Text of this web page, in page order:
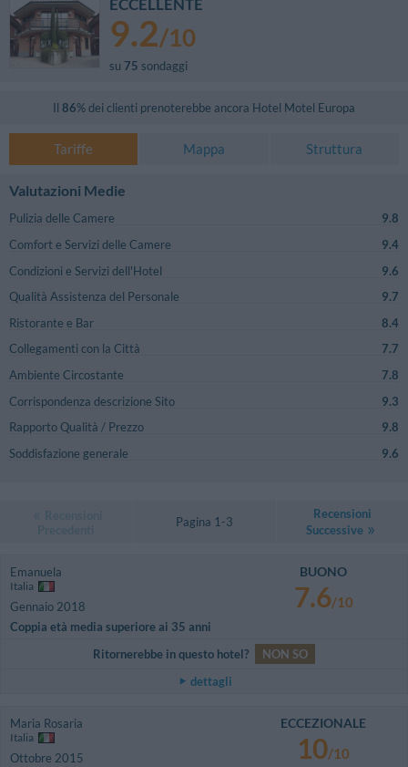
ECCELLENTE
9.2/10
su 75 sondaggi
Il 86% dei clienti prenoterebbe ancora Hotel Motel Europa
Tariffe Mappa Struttura
Valutazioni Medie
Pulizia delle Camere
9.8
Comfort e Servizi delle Camere
9.4
Condizioni e Servizi dell'Hotel
9.6
Qualità Assistenza del Personale
9.7
Ristorante e Bar
8.4
Collegamenti con la Città
7.7
Ambiente Circostante
7.8
Corrispondenza descrizione Sito
9.3
Rapporto Qualità / Prezzo
9.8
Soddisfazione generale
9.6
Pagina 1-3
Recensioni
Successive
Emanuela
Italia
Gennaio 2018
Coppia età media superiore ai 35 anni
BUONO
7.6/10
Ritornerebbe in questo hotel?
NON SO
dettagli
Maria Rosaria
Italia
Ottobre 2015
ECCEZIONALE
10/10